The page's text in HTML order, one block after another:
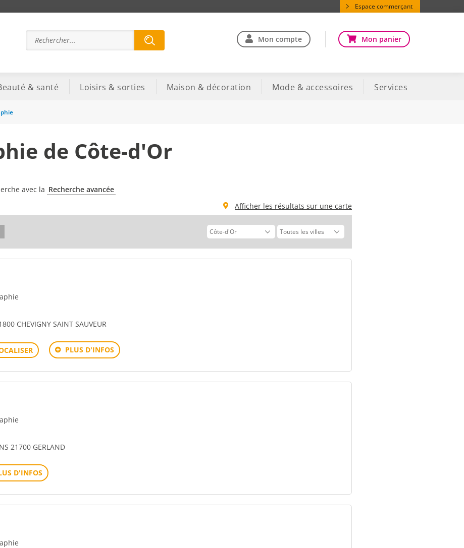
Espace commerçant
Mon compte Mon panier
& santé Loisirs & sorties Maison & décoration Mode & accessoires Services
de Côte-d'Or
avec la Recherche avancée
Afficher les résultats sur une carte
CHEVIGNY SAINT SAUVEUR
PLUS D'INFOS
21700 GERLAND
D'INFOS